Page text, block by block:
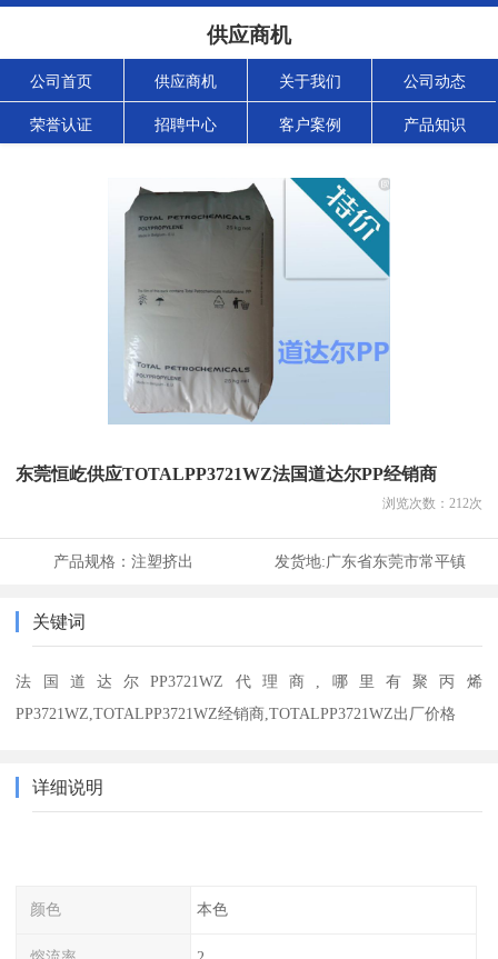
供应商机
公司首页 供应商机 关于我们 公司动态
荣誉认证 招聘中心 客户案例 产品知识
东莞恒屹供应TOTALPP3721WZ法国道达尔PP经销商
浏览次数： 212次
产品规格： 注塑挤出 发货地:广东省东莞市常平镇
关键词
法国道达尔PP3721WZ代理商,哪里有聚丙烯
PP3721WZ,TOTALPP3721WZ经销商,TOTALPP3721WZ出厂价格
详细说明
颜色 本色